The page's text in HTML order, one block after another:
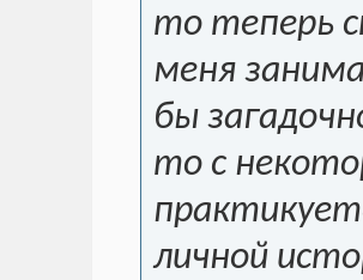
то теперь
меня
бы
то с
личной